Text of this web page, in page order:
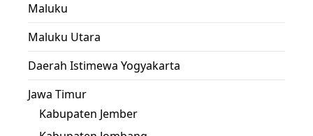
Maluku
Maluku Utara
Daerah Istimewa Yogyakarta
Jawa Timur
Kabupaten Jember